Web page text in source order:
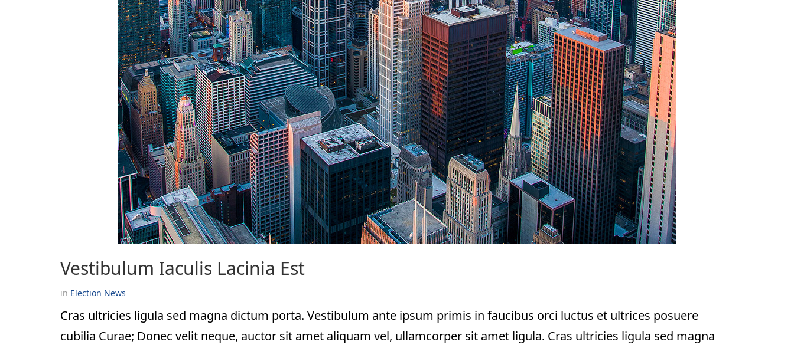
Vestibulum Iaculis Lacinia Est
in Election News
Cras ultricies ligula sed magna dictum porta. Vestibulum ante ipsum primis in faucibus orci luctus et ultrices posuere
cubilia Curae; Donec velit neque, auctor sit amet aliquam vel, ullamcorper sit amet ligula. Cras ultricies ligula sed magna